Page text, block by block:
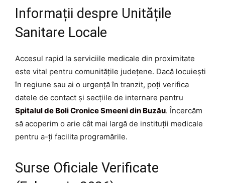
Informații despre Unitățile
Sanitare Locale
Accesul rapid la serviciile medicale din proximitate
este vital pentru comunitățile județene. Dacă locuiești
în regiune sau ai o urgență în tranzit, poți verifica
datele de contact și secțiile de internare pentru
Spitalul de Boli Cronice Smeeni din Buzău. Încercăm
să acoperim o arie cât mai largă de instituții medicale
pentru a-ți facilita programările.
Surse Oficiale Verificate